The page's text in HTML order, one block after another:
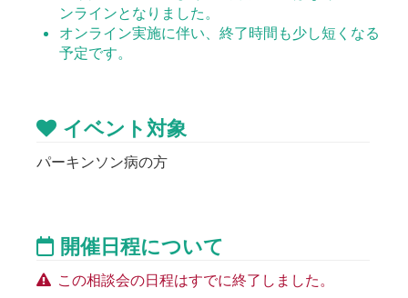
ンラインとなりました。
オンライン実施に伴い、終了時間も少し短くなる
予定です。
イベント対象
パーキンソン病の方
開催日程について
この相談会の日程はすでに終了しました。